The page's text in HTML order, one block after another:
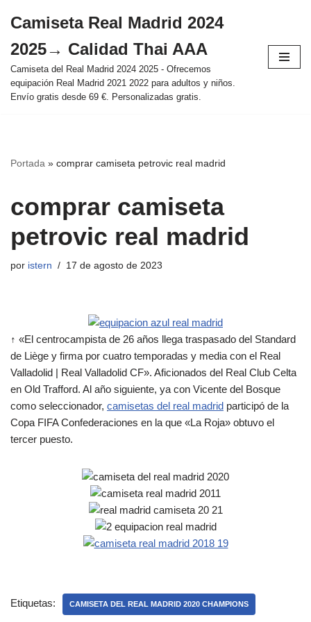
al
contenido
Camiseta Real Madrid 2024
2025→ Calidad Thai AAA
Camiseta del Real Madrid 2024 2025 - Ofrecemos
equipación Real Madrid 2021 2022 para adultos y niños.
Envío gratis desde 69 €. Personalizadas gratis.
Portada » comprar camiseta petrovic real madrid
comprar camiseta
petrovic real madrid
por istern 17 de agosto de 2023
↑ «El centrocampista de 26 años llega traspasado del Standard
de Liège y firma por cuatro temporadas y media con el Real
Valladolid | Real Valladolid CF». Aficionados del Real Club Celta
en Old Trafford. Al año siguiente, ya con Vicente del Bosque
como seleccionador, camisetas del real madrid participó de la
Copa FIFA Confederaciones en la que «La Roja» obtuvo el
tercer puesto.
Etiquetas: CAMISETA DEL REAL MADRID 2020 CHAMPIONS